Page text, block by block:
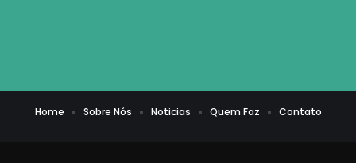
Home Sobre Nós Noticias Quem Faz Contato